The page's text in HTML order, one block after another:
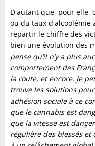
D'autant que, pour elle,
ou du taux
repartir le chiffre des
bien une évolution des
pense qu’il n’y a plus
comportement des
la route, et encore. Je
trouve les solutions
adhésion sociale à ce
que le cannabis est
que la vitesse est
régulière des blessés et